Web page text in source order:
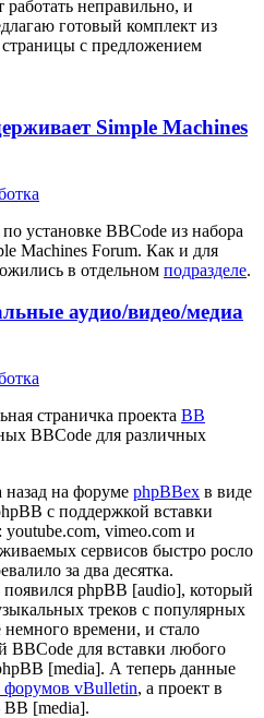
работать неправильно, и
готовый комплект из
с предложением
Simple Machines
установке BBCode из набора
Machines Forum. Как и для
в отдельном подразделе.
аудио/видео/медиа
страничка проекта BB
BBCode для различных
назад на форуме phpBBex в виде
с поддержкой вставки
youtube.com, vimeo.com и
сервисов быстро росло
за два десятка.
появился phpBB [audio], который
треков с популярных
времени, и стало
для вставки любого
[media]. А теперь данные
форумов vBulletin, а проект в
[media].